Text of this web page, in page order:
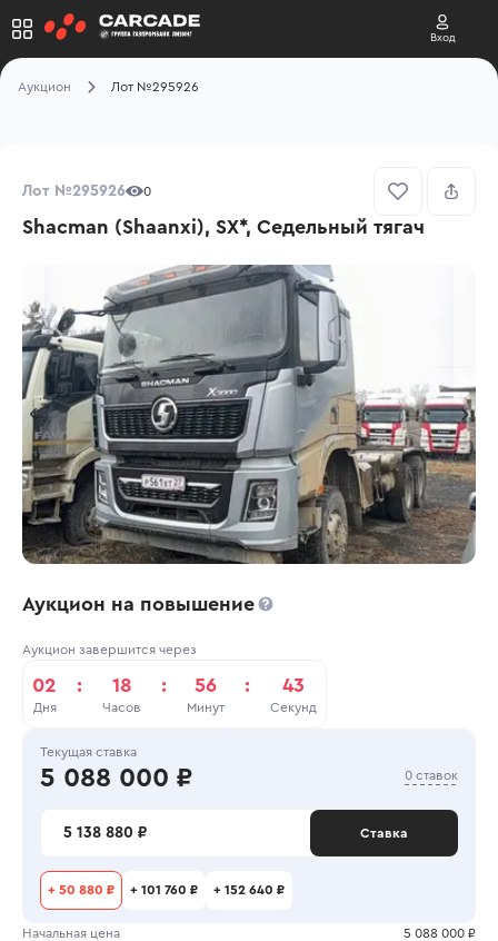
Вход
Аукцион Лот №295926
Лот №295926 0
Shacman (Shaanxi), SX*, Седельный тягач
Аукцион на повышение
Аукцион завершится через
02
Дня
: 18
Часов
: 56
Минут
: 42
Секунд
Текущая ставка
5 088 000 ₽ 0 ставок
5 138 880 ₽ Ставка
+ 50 880 ₽ + 101 760 ₽ + 152 640 ₽
Начальная цена 5 088 000 ₽